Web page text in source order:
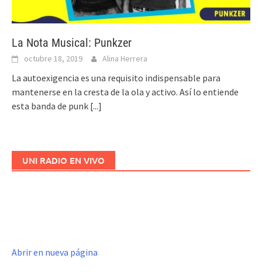
La Nota Musical: Punkzer
octubre 18, 2019 Alina Herrera
La autoexigencia es una requisito indispensable para
mantenerse en la cresta de la ola y activo. Así lo entiende
esta banda de punk [...]
UNI RADIO EN VIVO
Abrir en nueva página